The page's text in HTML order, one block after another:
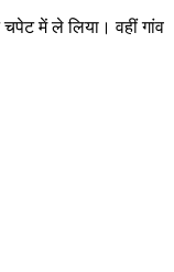
में ले लिया। वहीं गांव